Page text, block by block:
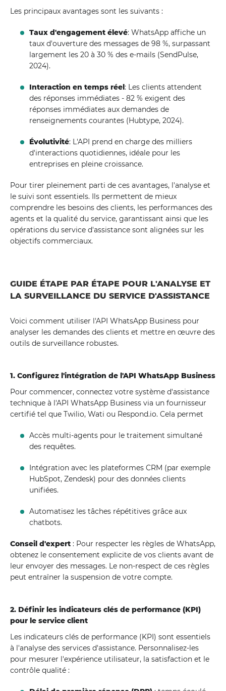
Les principaux avantages sont les suivants :
Taux d'engagement élevé: WhatsApp affiche un
taux d'ouverture des messages de 98 %, surpassant
largement les 20 à 30 % des e-mails (SendPulse,
2024).
Interaction en temps réel: Les clients attendent
des réponses immédiates - 82 % exigent des
réponses immédiates aux demandes de
renseignements courantes (Hubtype, 2024).
Évolutivité: L'API prend en charge des milliers
d'interactions quotidiennes, idéale pour les
entreprises en pleine croissance.
Pour tirer pleinement parti de ces avantages, l'analyse et
le suivi sont essentiels. Ils permettent de mieux
comprendre les besoins des clients, les performances des
agents et la qualité du service, garantissant ainsi que les
opérations du service d'assistance sont alignées sur les
objectifs commerciaux.
GUIDE ÉTAPE PAR ÉTAPE POUR L'ANALYSE ET
LA SURVEILLANCE DU SERVICE D'ASSISTANCE
Voici comment utiliser l'API WhatsApp Business pour
analyser les demandes des clients et mettre en œuvre des
outils de surveillance robustes.
1. Configurez l'intégration de l'API WhatsApp Business
Pour commencer, connectez votre système d'assistance
technique à l'API WhatsApp Business via un fournisseur
certifié tel que Twilio, Wati ou Respond.io. Cela permet
Accès multi-agents pour le traitement simultané
des requêtes.
Intégration avec les plateformes CRM (par exemple
HubSpot, Zendesk) pour des données clients
unifiées.
Automatisez les tâches répétitives grâce aux
chatbots.
Conseil d'expert : Pour respecter les règles de WhatsApp,
obtenez le consentement explicite de vos clients avant de
leur envoyer des messages. Le non-respect de ces règles
peut entraîner la suspension de votre compte.
2. Définir les indicateurs clés de performance (KPI)
pour le service client
Les indicateurs clés de performance (KPI) sont essentiels
à l'analyse des services d'assistance. Personnalisez-les
pour mesurer l'expérience utilisateur, la satisfaction et le
contrôle qualité :